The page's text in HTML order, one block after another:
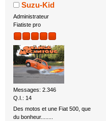
Suzu-Kid
Administrateur
Fiatiste pro
Messages: 2.346
Q.I.: 14
Des motos et une Fiat 500, que
du bonheur........